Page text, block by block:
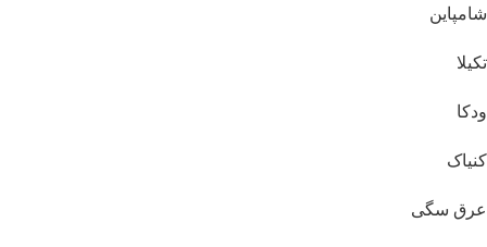
شامپاین
تکیلا
ودکا
کنیاک
عرق سگی